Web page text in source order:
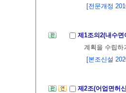
[전문개정
제1조의2(내수
계획을 수립하
[본조신설
제2조(어업면허